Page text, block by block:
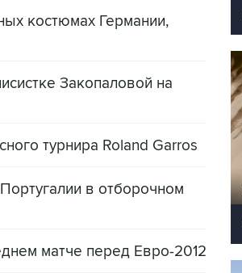
костюмах Германии,
Закопаловой на
турнира Roland Garros
в отборочном
матче перед Евро-2012